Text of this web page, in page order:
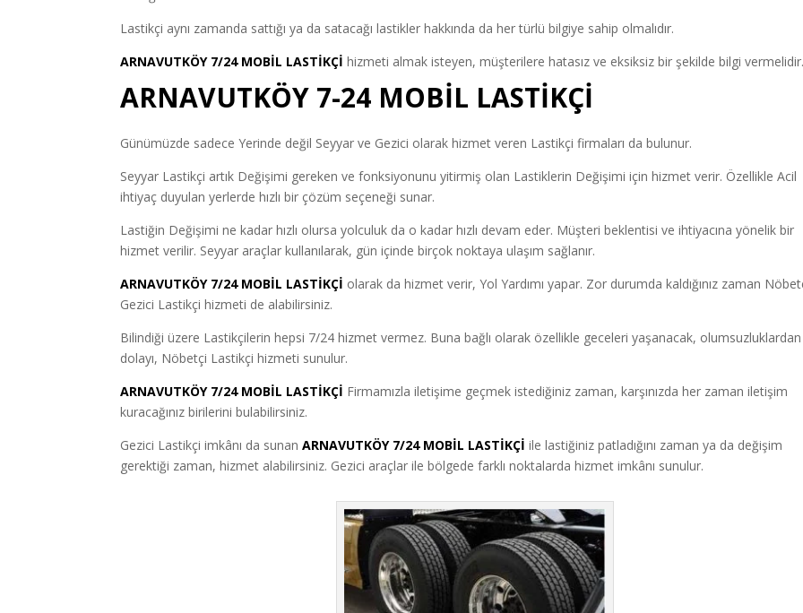
Lastikçi aynı zamanda sattığı ya da satacağı lastikler hakkında da her türlü bilgiye sahip olmalıdır.
ARNAVUTKÖY 7/24 MOBİL LASTİKÇİ hizmeti almak isteyen, müşterilere hatasız ve eksiksiz bir şekilde bilgi vermelidir.
ARNAVUTKÖY 7-24 MOBİL LASTİKÇİ
Günümüzde sadece Yerinde değil Seyyar ve Gezici olarak hizmet veren Lastikçi firmaları da bulunur.
Seyyar Lastikçi artık Değişimi gereken ve fonksiyonunu yitirmiş olan Lastiklerin Değişimi için hizmet verir. Özellikle Acil
ihtiyaç duyulan yerlerde hızlı bir çözüm seçeneği sunar.
Lastiğin Değişimi ne kadar hızlı olursa yolculuk da o kadar hızlı devam eder. Müşteri beklentisi ve ihtiyacına yönelik bir
hizmet verilir. Seyyar araçlar kullanılarak, gün içinde birçok noktaya ulaşım sağlanır.
ARNAVUTKÖY 7/24 MOBİL LASTİKÇİ olarak da hizmet verir, Yol Yardımı yapar. Zor durumda kaldığınız zaman
Gezici Lastikçi hizmeti de alabilirsiniz.
Bilindiği üzere Lastikçilerin hepsi 7/24 hizmet vermez. Buna bağlı olarak özellikle geceleri yaşanacak, olumsuzluklardan
dolayı, Nöbetçi Lastikçi hizmeti sunulur.
ARNAVUTKÖY 7/24 MOBİL LASTİKÇİ Firmamızla iletişime geçmek istediğiniz zaman, karşınızda her zaman iletişim
kuracağınız birilerini bulabilirsiniz.
Gezici Lastikçi imkânı da sunanARNAVUTKÖY 7/24 MOBİL LASTİKÇİ ile lastiğiniz patladığını zaman ya da değişim
gerektiği zaman, hizmet alabilirsiniz. Gezici araçlar ile bölgede farklı noktalarda hizmet imkânı sunulur.